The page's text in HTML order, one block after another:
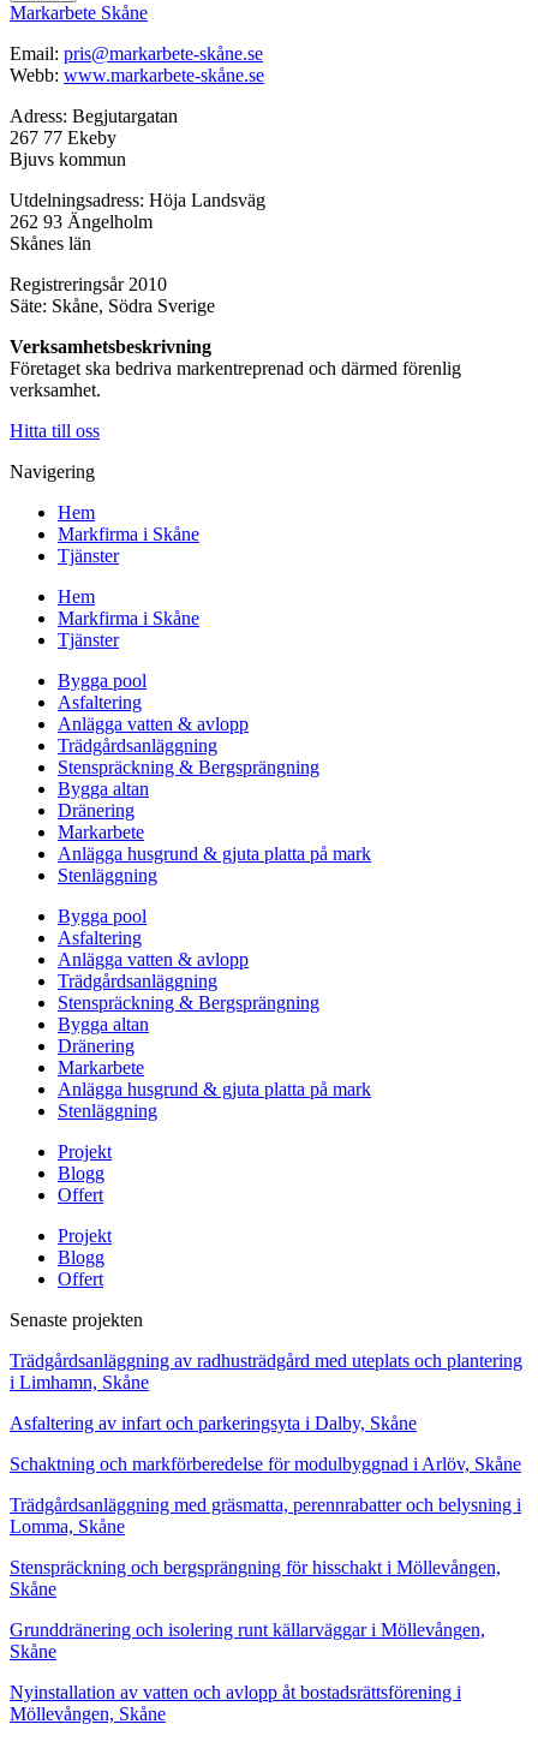
Markarbete Skåne
Email: pris@markarbete-skåne.se
Webb: www.markarbete-skåne.se
Adress: Begjutargatan
267 77 Ekeby
Bjuvs kommun
Utdelningsadress: Höja Landsväg
262 93 Ängelholm
Skånes län
Registreringsår 2010
Säte: Skåne, Södra Sverige
Verksamhetsbeskrivning
Företaget ska bedriva markentreprenad och därmed förenlig
verksamhet.
Hitta till oss
Navigering
Hem
Markfirma i Skåne
Tjänster
Hem
Markfirma i Skåne
Tjänster
Bygga pool
Asfaltering
Anlägga vatten & avlopp
Trädgårdsanläggning
Stenspräckning & Bergsprängning
Bygga altan
Dränering
Markarbete
Anlägga husgrund & gjuta platta på mark
Stenläggning
Bygga pool
Asfaltering
Anlägga vatten & avlopp
Trädgårdsanläggning
Stenspräckning & Bergsprängning
Bygga altan
Dränering
Markarbete
Anlägga husgrund & gjuta platta på mark
Stenläggning
Projekt
Blogg
Offert
Projekt
Blogg
Offert
Senaste projekten
Trädgårdsanläggning av radhusträdgård med uteplats och plantering
i Limhamn, Skåne
Asfaltering av infart och parkeringsyta i Dalby, Skåne
Schaktning och markförberedelse för modulbyggnad i Arlöv, Skåne
Trädgårdsanläggning med gräsmatta, perennrabatter och belysning i
Lomma, Skåne
Stenspräckning och bergsprängning för hisschakt i Möllevången,
Skåne
Grunddränering och isolering runt källarväggar i Möllevången,
Skåne
Nyinstallation av vatten och avlopp åt bostadsrättsförening i
Möllevången, Skåne